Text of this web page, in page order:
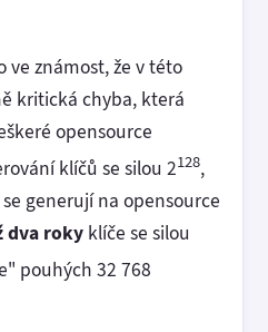
ve známost, že v této
kritická chyba, která
opensource
klíčů se silou 2128,
generují na opensource
dva roky klíče se silou
pouhých 32 768